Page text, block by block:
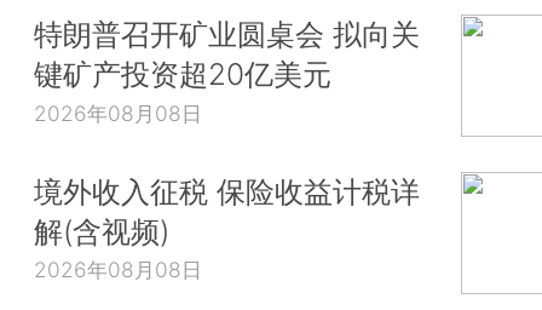
特朗普召开矿业圆桌会 拟向关
键矿产投资超20亿美元
2026年08月08日
境外收入征税 保险收益计税详
解(含视频)
2026年08月08日